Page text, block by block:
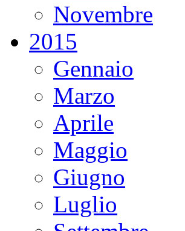
Novembre
2015
Gennaio
Marzo
Aprile
Maggio
Giugno
Luglio